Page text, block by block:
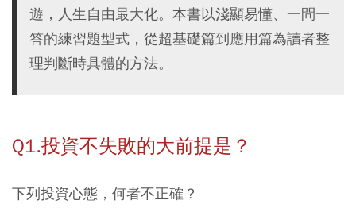
遊，人生自由最大化。本書以淺顯易懂、一問一
答的練習題型式，從超基礎篇到應用篇為讀者整
理判斷時具體的方法。
Q1.投資不失敗的大前提是？
下列投資心態，何者不正確？